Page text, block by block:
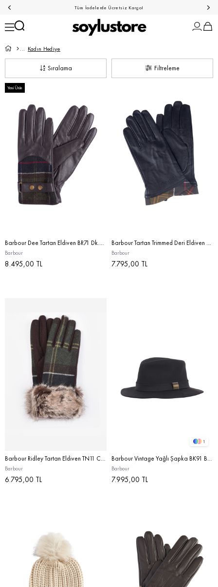
Peşin Fiyatına 3 Taksit!
Kadın Hediye
Filtreleme
Sıralama
Barbour Dee Tartan Eldiven BR71 Dk.Brown
Barbour
8.495,00 TL
Yeni Ürün
Barbour Tartan Trimmed Deri Eldiven BK11 Black
Barbour
7.795,00 TL
Barbour Ridley Tartan Eldiven TN11 Classıc
Barbour
6.795,00 TL
1
Barbour Vintage Yağlı Şapka BK91 Black
Barbour
7.995,00 TL